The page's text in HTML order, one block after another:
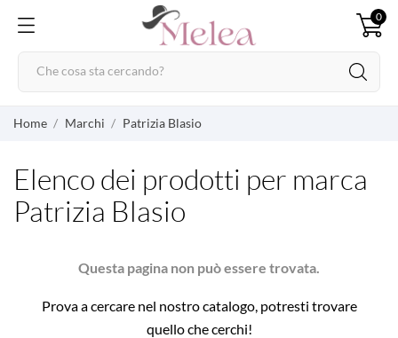
0
Home Marchi Patrizia Blasio
Elenco dei prodotti per marca
Patrizia Blasio
Questa pagina non può essere trovata.
Prova a cercare nel nostro catalogo, potresti trovare
quello che cerchi!